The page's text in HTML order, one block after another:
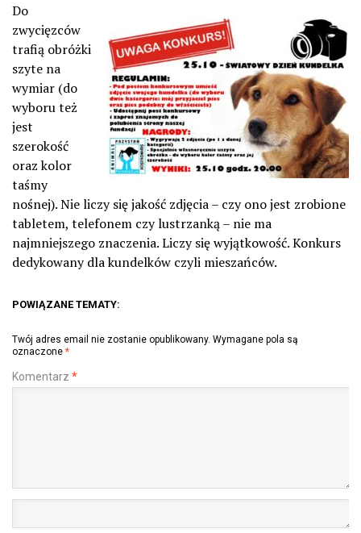
Do
zwycięzców
trafią obróżki
szyte na
wymiar (do
wyboru też
jest
szerokość
oraz kolor
taśmy
nośnej). Nie liczy się jakość zdjęcia – czy ono jest zrobione
tabletem, telefonem czy lustrzanką – nie ma
najmniejszego znaczenia. Liczy się wyjątkowość. Konkurs
dedykowany dla kundelków czyli mieszańców.
POWIĄZANE TEMATY:
Twój adres email nie zostanie opublikowany. Wymagane pola są
oznaczone *
Komentarz *